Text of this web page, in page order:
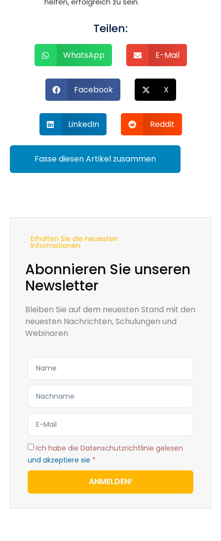
Teilen:
WhatsApp E-Mail
Facebook X
LinkedIn Reddit
Fasse diesen Artikel zusammen
Erhalten Sie die neuesten
Informationen
Abonnieren Sie unseren
Newsletter
Bleiben Sie auf dem neuesten Stand mit den
neuesten Nachrichten, Schulungen und
Webinaren
Ich habe die Datenschutzrichtlinie gelesen
und akzeptiere sie *
ANMELDEN!